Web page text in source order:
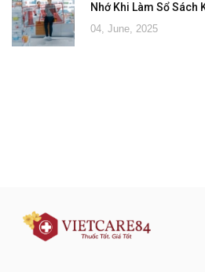
Nhớ Khi Làm Sổ Sách
04, June, 2025